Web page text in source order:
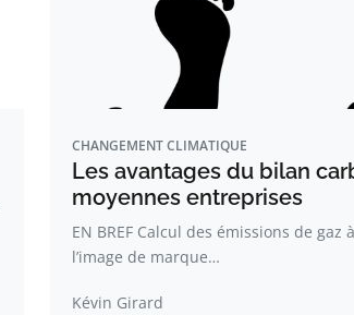
CHANGEMENT CLIMATIQUE
Les avantages du bilan
moyennes entreprises
EN BREF Calcul des émissions de
l’image de marque…
Kévin Girard